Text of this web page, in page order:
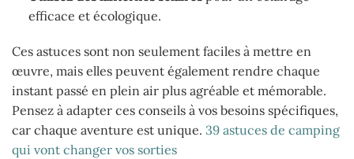
efficace et écologique.
Ces astuces sont non seulement faciles à mettre en
œuvre, mais elles peuvent également rendre chaque
instant passé en plein air plus agréable et mémorable.
Pensez à adapter ces conseils à vos besoins spécifiques,
car chaque aventure est unique. 39 astuces de camping
qui vont changer vos sorties